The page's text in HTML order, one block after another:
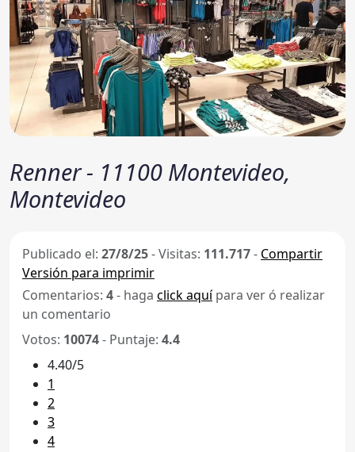
Renner - 11100 Montevideo,
Montevideo
Publicado el: 27/8/25-Visitas: 111.717- Compartir
Versión para imprimir
Comentarios: 4- haga click aquípara ver ó realizar
un comentario
Votos: 10074- Puntaje: 4.4
4.40/5
1
2
3
4